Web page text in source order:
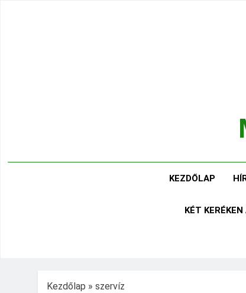
KEZDŐLAP
KÉT
Kezdőlap » szervíz